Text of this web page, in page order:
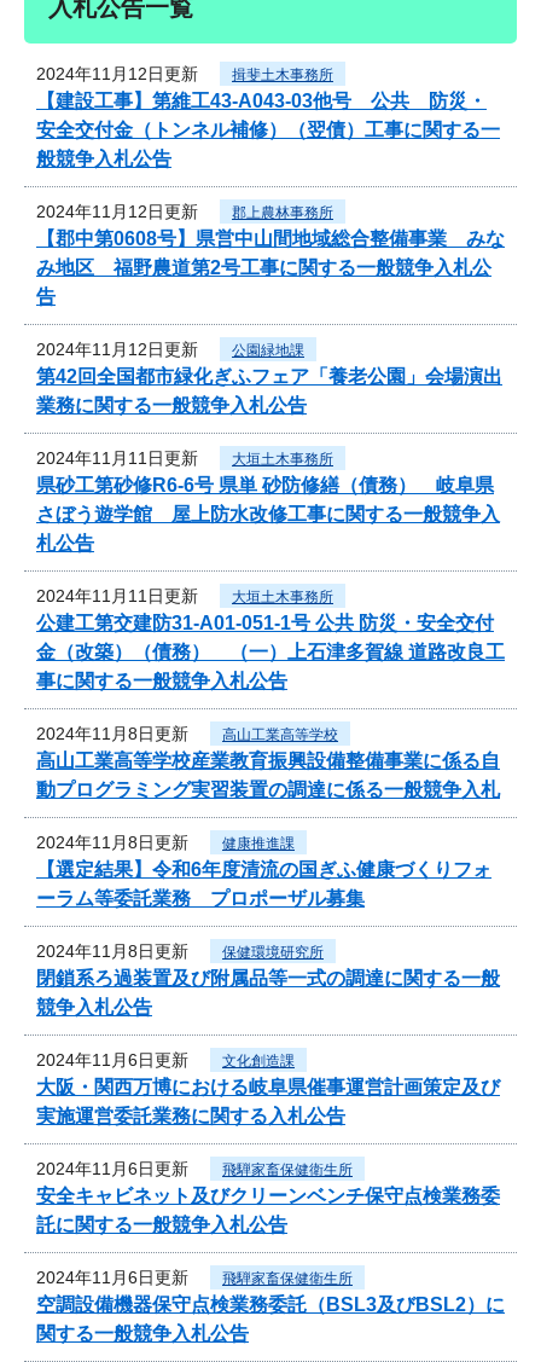
入札公告一覧
2024年11月12日更新 揖斐土木事務所
【建設工事】第維工43-A043-03他号 公共 防災・
安全交付金（トンネル補修）（翌債）工事に関する一
般競争入札公告
2024年11月12日更新 郡上農林事務所
【郡中第0608号】県営中山間地域総合整備事業 みな
み地区 福野農道第2号工事に関する一般競争入札公
告
2024年11月12日更新 公園緑地課
第42回全国都市緑化ぎふフェア「養老公園」会場演出
業務に関する一般競争入札公告
2024年11月11日更新 大垣土木事務所
県砂工第砂修R6-6号 県単 砂防修繕（債務） 岐阜県
さぼう遊学館 屋上防水改修工事に関する一般競争入
札公告
2024年11月11日更新 大垣土木事務所
公建工第交建防31-A01-051-1号 公共 防災・安全交付
金（改築）（債務） （一）上石津多賀線 道路改良工
事に関する一般競争入札公告
2024年11月8日更新 高山工業高等学校
高山工業高等学校産業教育振興設備整備事業に係る自
動プログラミング実習装置の調達に係る一般競争入札
2024年11月8日更新 健康推進課
【選定結果】令和6年度清流の国ぎふ健康づくりフォ
ーラム等委託業務 プロポーザル募集
2024年11月8日更新 保健環境研究所
閉鎖系ろ過装置及び附属品等一式の調達に関する一般
競争入札公告
2024年11月6日更新 文化創造課
大阪・関西万博における岐阜県催事運営計画策定及び
実施運営委託業務に関する入札公告
2024年11月6日更新 飛騨家畜保健衛生所
安全キャビネット及びクリーンベンチ保守点検業務委
託に関する一般競争入札公告
2024年11月6日更新 飛騨家畜保健衛生所
空調設備機器保守点検業務委託（BSL3及びBSL2）に
関する一般競争入札公告